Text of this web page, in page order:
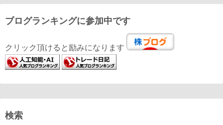
ブログランキングに参加中です
クリック頂けると励みになります
検索